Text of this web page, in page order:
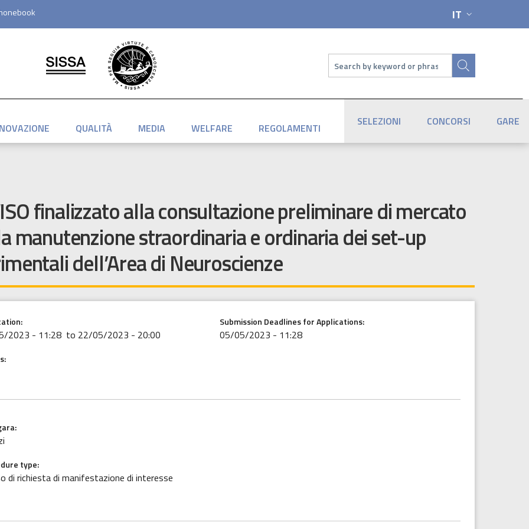
SELETTORE
IT
Cerca
QUALITÀ MEDIA WELFARE REGOLAMENTI SELEZIONI CONCORSI GARE
finalizzato alla consultazione preliminare di mercato
manutenzione straordinaria e ordinaria dei set-up
dell’Area di Neuroscienze
2023 - 11:28 to 22/05/2023 - 20:00
Submission Deadlines for Applications:
05/05/2023 - 11:28
type
di richiesta di manifestazione di interesse